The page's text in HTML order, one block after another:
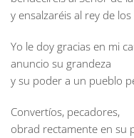
y ensalzaréis al rey de los
Yo le doy gracias en mi
anuncio su grandeza
y su poder a un pueblo
Convertíos, pecadores,
obrad rectamente en su